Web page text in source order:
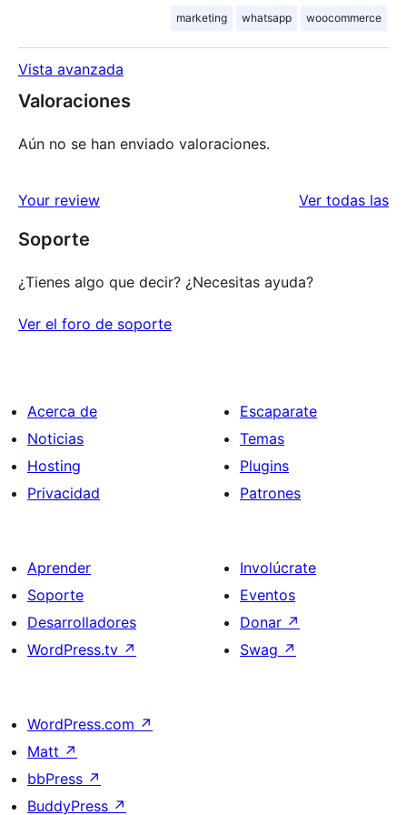
marketing whatsapp woocommerce
Vista avanzada
Valoraciones
Aún no se han enviado valoraciones.
Your review Ver todas las
Soporte
¿Tienes algo que decir? ¿Necesitas ayuda?
Ver el foro de soporte
Acerca de
Noticias
Hosting
Privacidad
Escaparate
Temas
Plugins
Patrones
Aprender
Soporte
Desarrolladores
WordPress.tv ↗
Involúcrate
Eventos
Donar ↗
Swag ↗
WordPress.com ↗
Matt ↗
bbPress ↗
BuddyPress ↗